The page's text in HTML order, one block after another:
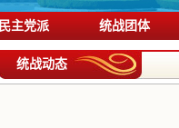
民主党派 统战团体
统战动态